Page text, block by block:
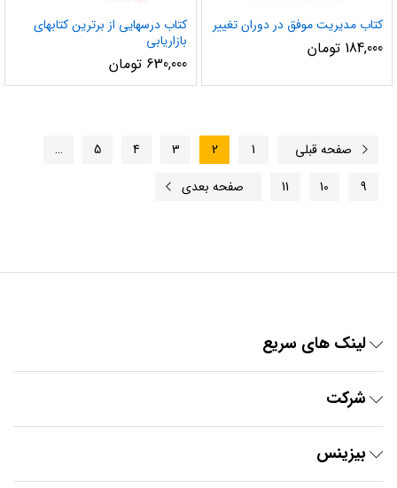
کتاب مدیریت موفق در دوران تغییر
184,000 تومان
کتاب درسهایی از برترین کتابهای
بازاریابی
630,000 تومان
صفحه قبلی 1
2
3
4
5
…
9
10
11 صفحه بعدی
لینک های سریع
شرکت
بیزینس